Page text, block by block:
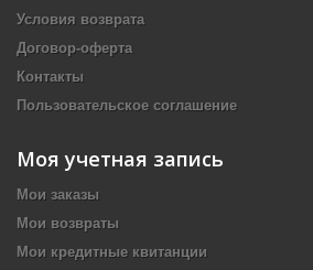
Условия возврата
Договор-оферта
Контакты
Пользовательское соглашение
Моя учетная запись
Мои заказы
Мои возвраты
Мои кредитные квитанции